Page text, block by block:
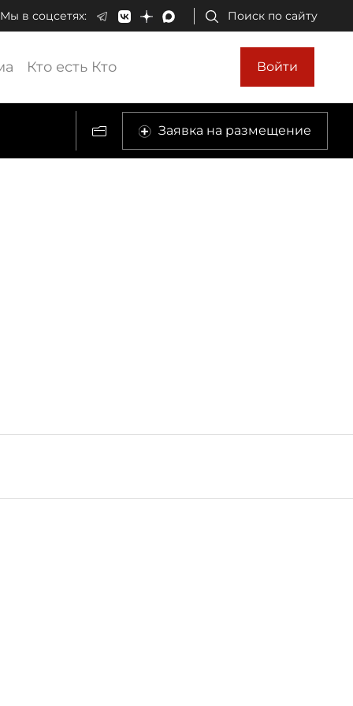
Мы в соцсетях: Поиск по сайту
Кто есть Кто Войти
Заявка на размещение